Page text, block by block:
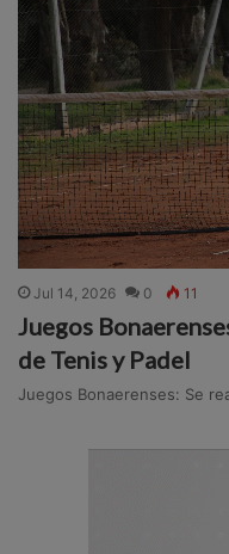
Jul 14, 2026 0 11
Juegos
de Tenis y Padel
Juegos Bonaerenses: Se